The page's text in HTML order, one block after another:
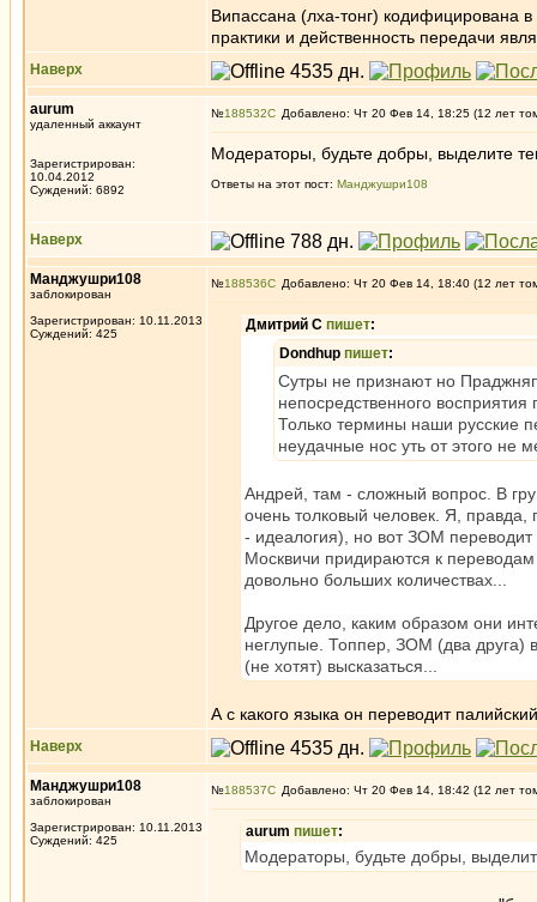
Випассана (лха-тонг) кодифицирована
практики и действенность передачи
Наверх
aurum
удаленный аккаунт
Зарегистрирован:
10.04.2012
Суждений: 6892
№188532 Добавлено: Чт 20 Фев 14, 18:25 (12 лет
Модераторы, будьте добры, выделите
Ответы на этот пост: Манджушри108
Наверх
Манджушри108
заблокирован
Зарегистрирован: 10.11.2013
Суждений: 425
№188536 Добавлено: Чт 20 Фев 14, 18:40 (12 лет
Дмитрий С пишет:
Dondhup пишет:
Сутры не признают но
непосредственного
Только термины наши русские
неудачные нос уть от этого не
Андрей, там - сложный вопрос. В
очень толковый человек. Я,
- идеалогия), но вот ЗОМ переводит
Москвичи придираются к
довольно больших количествах...
Другое дело, каким образом они
неглупые. Топпер, ЗОМ (два друга)
(не хотят) высказаться...
А с какого языка он переводит
Наверх
Манджушри108
заблокирован
Зарегистрирован: 10.11.2013
Суждений: 425
№188537 Добавлено: Чт 20 Фев 14, 18:42 (12 лет
aurum пишет:
Модераторы, будьте добры,